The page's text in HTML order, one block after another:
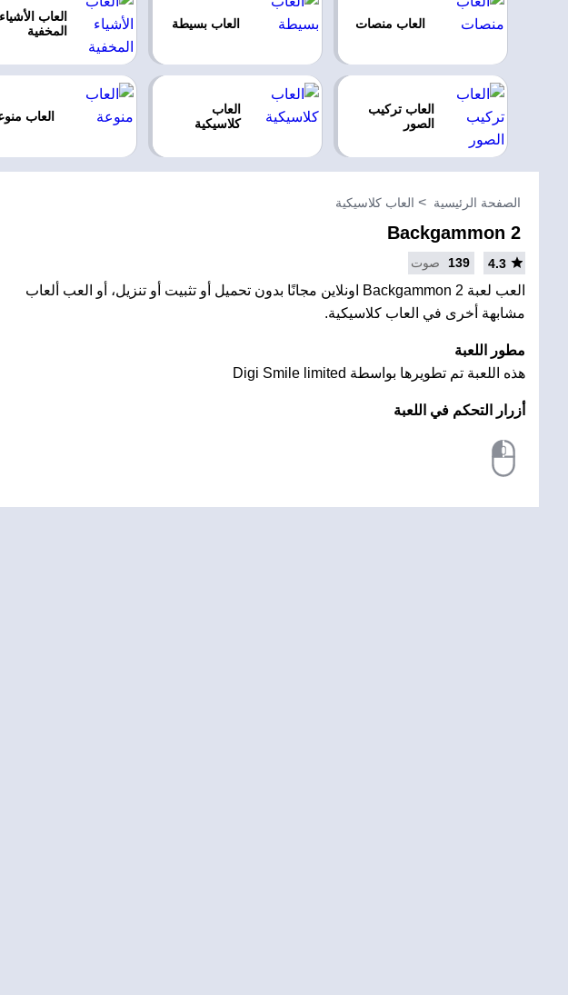
العاب منصات العاب بسيطة
العاب الأشياء
المخفية
العاب تركيب
الصور
العاب
كلاسيكية
العاب
الصفحة الرئيسية العاب كلاسيكية
Backgammon 2
4.3
139 صوت
العب لعبة Backgammon 2 اونلاين مجانًا بدون تحميل أو تثبيت أو تنزيل، أو العب ألعاب
مشابهة أخرى في العاب كلاسيكية.
مطور اللعبة
هذه اللعبة تم تطويرها بواسطة Digi Smile limited
أزرار التحكم في اللعبة